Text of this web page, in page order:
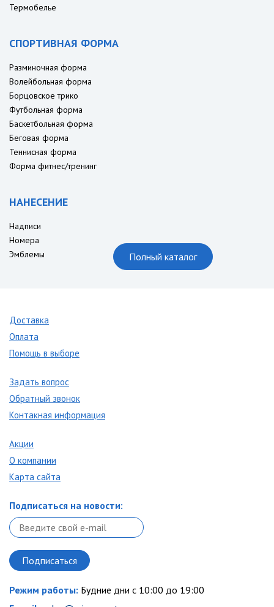
Термобелье
СПОРТИВНАЯ ФОРМА
Разминочная форма
Волейбольная форма
Борцовское трико
Футбольная форма
Баскетбольная форма
Беговая форма
Теннисная форма
Форма фитнес/тренинг
НАНЕСЕНИЕ
Надписи
Номера
Эмблемы
Полный каталог
Доставка
Оплата
Помощь в выборе
Задать вопрос
Обратный звонок
Контакная информация
Акции
О компании
Карта сайта
Подписаться на новости:
Режим работы: Будние дни с 10:00 до 19:00